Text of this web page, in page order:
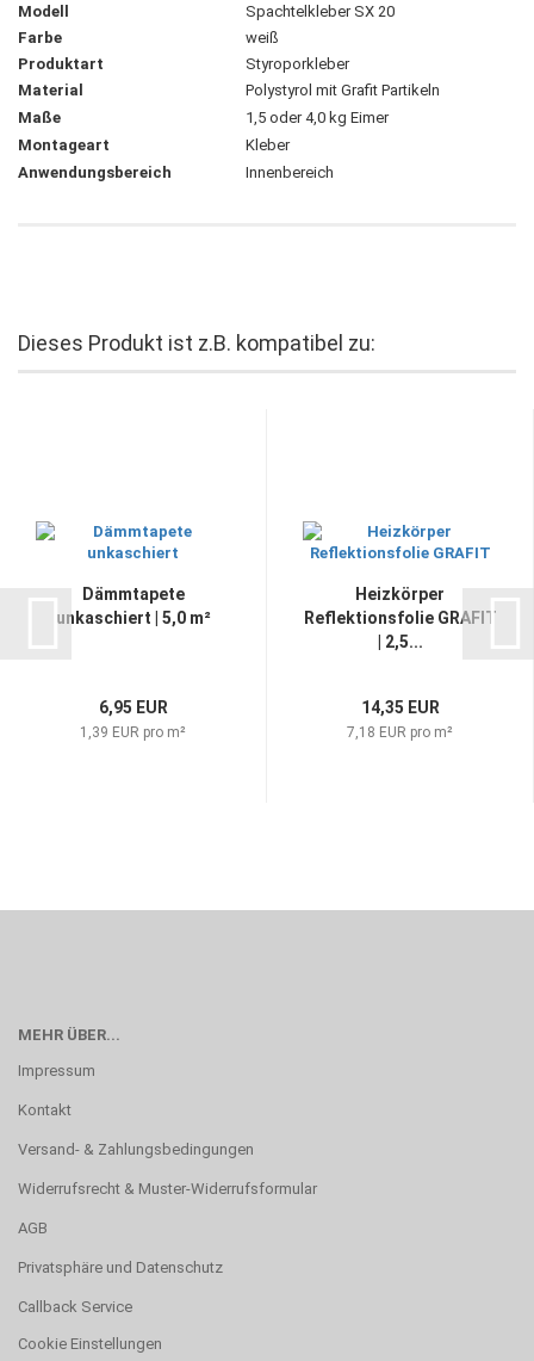
Modell
Spachtelkleber SX 20
Farbe
weiß
Produktart
Styroporkleber
Material
Polystyrol mit Grafit Partikeln
Maße
1,5 oder 4,0 kg Eimer
Montageart
Kleber
Anwendungsbereich
Innenbereich
Dieses Produkt ist z.B. kompatibel zu:
Dämmtapete
unkaschiert | 5,0 m²
6,95 EUR
1,39 EUR pro m²
Heizkörper
Reflektionsfolie GRAFIT
| 2,5...
14,35 EUR
7,18 EUR pro m²
MEHR ÜBER...
Impressum
Kontakt
Versand- & Zahlungsbedingungen
Widerrufsrecht & Muster-Widerrufsformular
AGB
Privatsphäre und Datenschutz
Callback Service
Cookie Einstellungen